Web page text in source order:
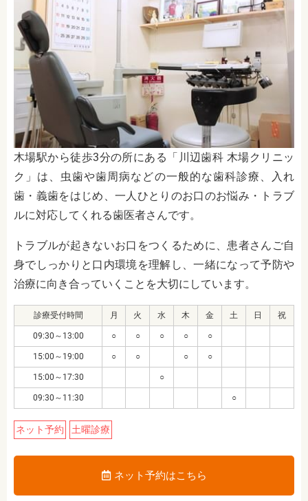
木場駅から徒歩3分の所にある 「川辺歯科 木場クリニッ
ク」 は、虫歯や歯周病などの一般的な歯科診療、入れ
歯・義歯をはじめ、一人ひとりのお口のお悩み・トラブ
ルに対応してくれる歯医者さんです。
トラブルが起きないお口をつくるために、患者さんご自
身でしっかりと口内環境を理解し、一緒になって予防や
治療に向き合っていくことを大切にしています。
診療受付時間 月 火 水 木 金 土 日 祝
09:30～13:00 ○ ○ ○ ○ ○
15:00～19:00 ○ ○ ○ ○
15:00～17:30 ○
09:30～11:30 ○
ネット予約 土曜診療
ネット予約はこちら